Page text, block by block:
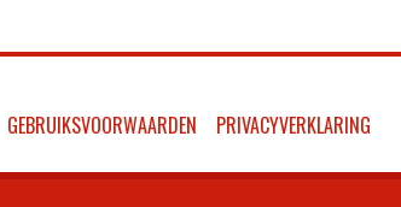
GEBRUIKSVOORWAARDEN PRIVACYVERKLARING